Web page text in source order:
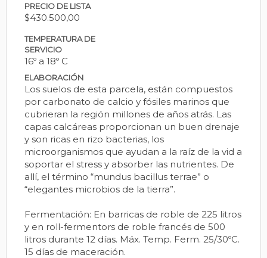
PRECIO DE LISTA
$430.500,00
TEMPERATURA DE
SERVICIO
16º a 18º C
ELABORACIÓN
Los suelos de esta parcela, están compuestos
por carbonato de calcio y fósiles marinos que
cubrieran la región millones de años atrás. Las
capas calcáreas proporcionan un buen drenaje
y son ricas en rizo bacterias, los
microorganismos que ayudan a la raíz de la vid a
soportar el stress y absorber las nutrientes. De
allí, el término “mundus bacillus terrae” o
“elegantes microbios de la tierra”.
Fermentación: En barricas de roble de 225 litros
y en roll-fermentors de roble francés de 500
litros durante 12 días. Máx. Temp. Ferm. 25/30ºC.
15 días de maceración.